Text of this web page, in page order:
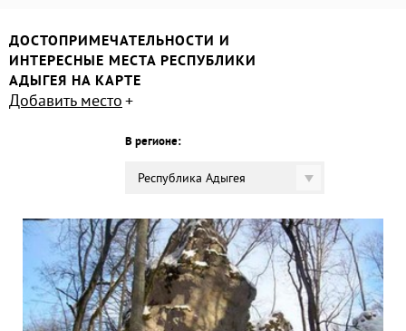
ДОСТОПРИМЕЧАТЕЛЬНОСТИ И
ИНТЕРЕСНЫЕ МЕСТА РЕСПУБЛИКИ
АДЫГЕЯ НА КАРТЕ
Добавить место
В регионе:
Республика Адыгея